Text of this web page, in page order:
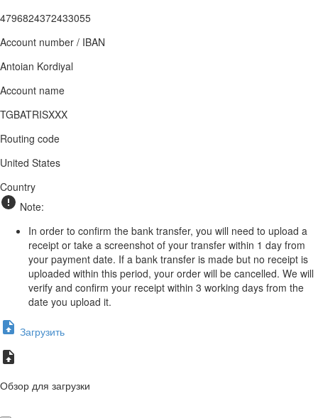
4796824372433055
Account number / IBAN
Antoian Kordiyal
Account name
TGBATRISXXX
Routing code
United States
Country
Note:
In order to confirm the bank transfer, you will need to upload a
receipt or take a screenshot of your transfer within 1 day from
your payment date. If a bank transfer is made but no receipt is
uploaded within this period, your order will be cancelled. We will
verify and confirm your receipt within 3 working days from the
date you upload it.
Загрузить
Обзор для загрузки